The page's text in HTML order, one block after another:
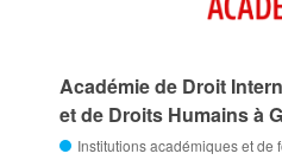
Académie de Droit
et de Droits Humains à
Institutions académiques et de